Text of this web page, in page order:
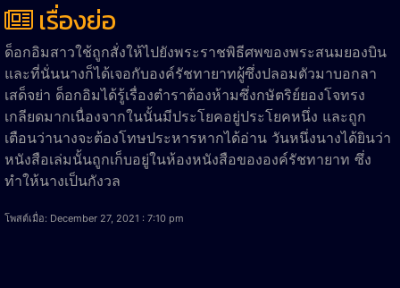
เรื่องย่อ
ด็อกอิมสาวใช้ถูกสั่งให้ไปยังพระราชพิธีศพของพระสนมยองบิน
และที่นั่นนางก็ได้เจอกับองค์รัชทายาทผู้ซึ่งปลอมตัวมาบอกลา
เสด็จย่า ด็อกอิมได้รู้เรื่องตำราต้องห้ามซึ่งกษัตริย์ยองโจทรง
เกลียดมากเนื่องจากในนั้นมีประโยคอยู่ประโยคหนึ่ง และถูก
เตือนว่านางจะต้องโทษประหารหากได้อ่าน วันหนึ่งนางได้ยินว่า
หนังสือเล่มนั้นถูกเก็บอยู่ในห้องหนังสือขององค์รัชทายาท ซึ่ง
ทำให้นางเป็นกังวล
โพสต์เมื่อ: December 27, 2021 : 7:10 pm